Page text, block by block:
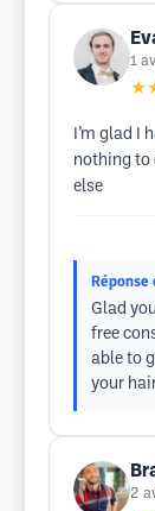
1
I’m glad I
nothing to
else
Glad
free
able to
your
2